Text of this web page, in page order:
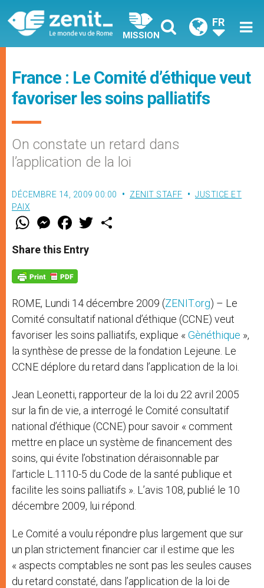
MISSION
FR
France : Le Comité d’éthique veut
favoriser les soins palliatifs
On constate un retard dans
l’application de la loi
DÉCEMBRE 14, 2009 00:00 ZENIT STAFF
JUSTICE ET
PAIX
W
t
s
p
p
M
e
s
e
g
e
F
a
e
b
o
k
w
Share this Entry
ROME, Lundi 14 décembre 2009 (ZENIT.org) – Le
Comité consultatif national d’éthique (CCNE) veut
favoriser les soins palliatifs, explique « Gènéthique »,
la synthèse de presse de la fondation Lejeune. Le
CCNE déplore du retard dans l’application de la loi.
Jean Leonetti, rapporteur de la loi du 22 avril 2005
sur la fin de vie, a interrogé le Comité consultatif
national d’éthique (CCNE) pour savoir « comment
mettre en place un système de financement des
soins, qui évite l’obstination déraisonnable par
l’article L.1110-5 du Code de la santé publique et
facilite les soins palliatifs ». L’avis 108, publié le 10
décembre 2009, lui répond.
Le Comité a voulu répondre plus largement que sur
un plan strictement financier car il estime que les
« aspects comptables ne sont pas les seules causes
du retard constaté, dans l’application de la loi de